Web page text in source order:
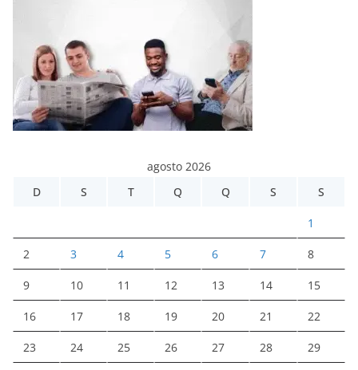
agosto 2026
D
S T Q Q S S
1
2 3 4 5 6 7 8
9 10 11 12 13 14 15
16 17 18 19 20 21 22
23 24 25 26 27 28 29